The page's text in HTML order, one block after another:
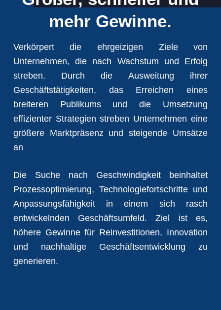
mehr Gewinne.
Verkörpert die ehrgeizigen Ziele von
Unternehmen, die nach Wachstum und Erfolg
streben. Durch die Ausweitung ihrer
Geschäftstätigkeiten, das Erreichen eines
breiteren Publikums und die Umsetzung
effizienter Strategien streben Unternehmen eine
größere Marktpräsenz und steigende Umsätze
an
Die Suche nach Geschwindigkeit beinhaltet
Prozessoptimierung, Technologiefortschritte und
Anpassungsfähigkeit in einem sich rasch
entwickelnden Geschäftsumfeld. Ziel ist es,
höhere Gewinne für Reinvestitionen, Innovation
und nachhaltige Geschäftsentwicklung zu
generieren.